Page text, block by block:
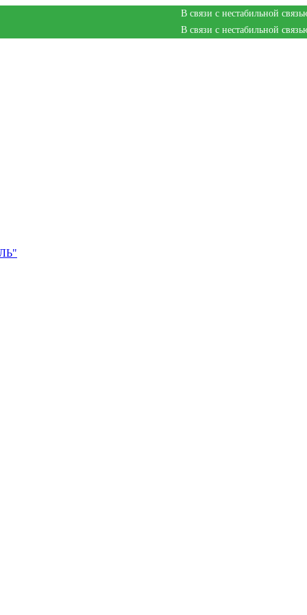
В связи с нестабильной связью на мебельной
В связи с нестабильной связью на мебельной